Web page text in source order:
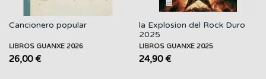
Cancionero popular
LIBROS GUANXE 2026
26,00 €
la Explosion del Rock Duro
2025
LIBROS GUANXE 2025
24,90 €